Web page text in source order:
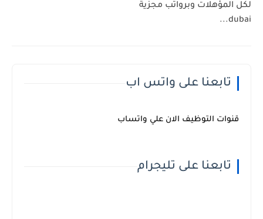
لكل المؤهلات وبرواتب مجزية
dubai...
تابعنا على واتس اب
قنوات التوظيف الان علي واتساب
تابعنا على تليجرام